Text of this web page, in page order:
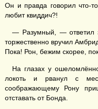
Он и правда говорил что-
любит квиддич?!
— Разумный, — ответил
торжественно вручил
Пока! Рон, бежим скорее,
На глазах у
локоть и рванул с
соображающему Рону
отставать от Бонда.